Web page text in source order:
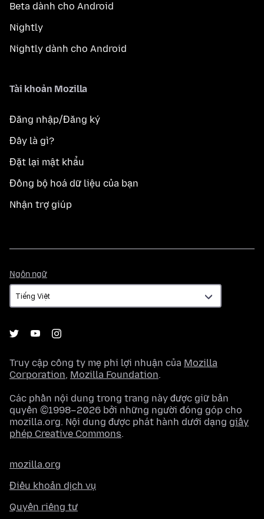
Beta dành cho Android
Nightly
Nightly dành cho Android
Tài khoản Mozilla
Đăng nhập/Đăng ký
Đây là gì?
Đặt lại mật khẩu
Đồng bộ hoá dữ liệu của bạn
Nhận trợ giúp
Ngôn ngữ
ngữ
Truy cập công ty mẹ phi lợi nhuận của Mozilla
Corporation, Mozilla Foundation.
Các phần nội dung trong trang này được giữ bản
quyền ©1998–2026 bởi những người đóng góp cho
mozilla.org. Nội dung được phát hành dưới dạng giấy
phép Creative Commons.
mozilla.org
Điều khoản dịch vụ
Quyền riêng tư